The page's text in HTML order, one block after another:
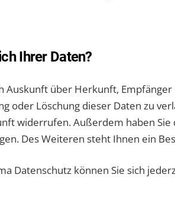
Ihrer Daten?
Auskunft über Herkunft,
oder Löschung dieser Daten zu
widerrufen. Außerdem haben
Des Weiteren steht Ihnen ein
Datenschutz können Sie sich